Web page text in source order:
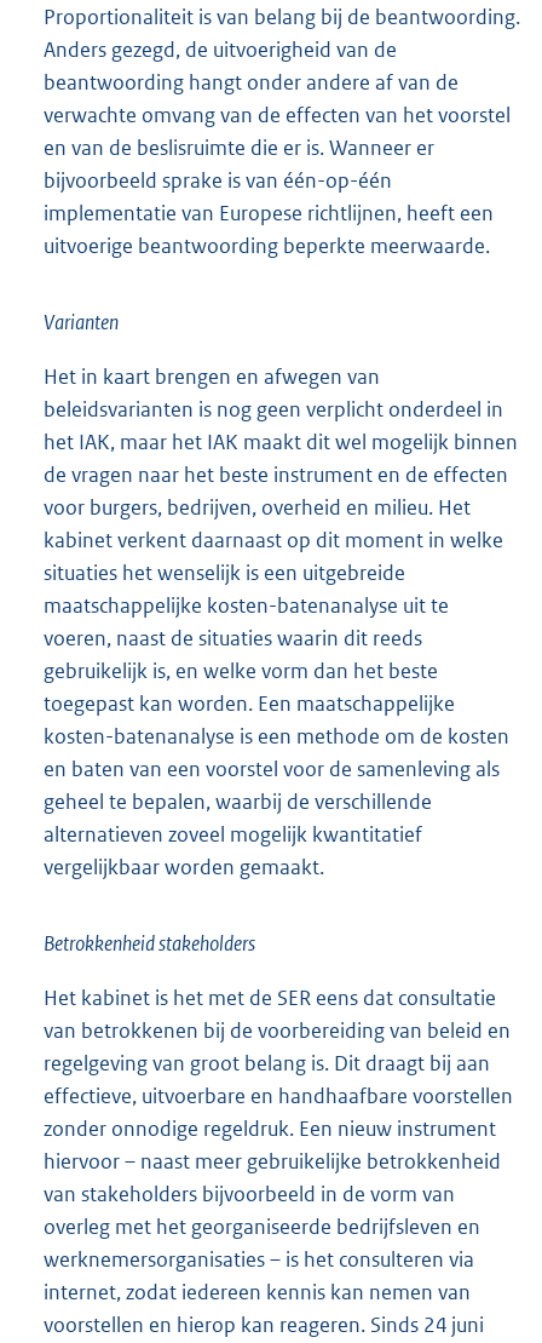
Proportionaliteit is van belang bij de beantwoording.
Anders gezegd, de uitvoerigheid van de
beantwoording hangt onder andere af van de
verwachte omvang van de effecten van het voorstel
en van de beslisruimte die er is. Wanneer er
bijvoorbeeld sprake is van één-op-één
implementatie van Europese richtlijnen, heeft een
uitvoerige beantwoording beperkte meerwaarde.
Varianten
Het in kaart brengen en afwegen van
beleidsvarianten is nog geen verplicht onderdeel in
het IAK, maar het IAK maakt dit wel mogelijk binnen
de vragen naar het beste instrument en de effecten
voor burgers, bedrijven, overheid en milieu. Het
kabinet verkent daarnaast op dit moment in welke
situaties het wenselijk is een uitgebreide
maatschappelijke kosten-batenanalyse uit te
voeren, naast de situaties waarin dit reeds
gebruikelijk is, en welke vorm dan het beste
toegepast kan worden. Een maatschappelijke
kosten-batenanalyse is een methode om de kosten
en baten van een voorstel voor de samenleving als
geheel te bepalen, waarbij de verschillende
alternatieven zoveel mogelijk kwantitatief
vergelijkbaar worden gemaakt.
Betrokkenheid stakeholders
Het kabinet is het met de SER eens dat consultatie
van betrokkenen bij de voorbereiding van beleid en
regelgeving van groot belang is. Dit draagt bij aan
effectieve, uitvoerbare en handhaafbare voorstellen
zonder onnodige regeldruk. Een nieuw instrument
hiervoor – naast meer gebruikelijke betrokkenheid
van stakeholders bijvoorbeeld in de vorm van
overleg met het georganiseerde bedrijfsleven en
werknemersorganisaties – is het consulteren via
internet, zodat iedereen kennis kan nemen van
voorstellen en hierop kan reageren. Sinds 24 juni